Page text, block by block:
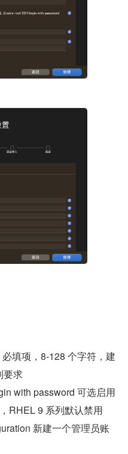
填项，8-128 个字符，建
要求
with password 可选启用
RHEL 9 系列默认禁用
新建一个管理员账